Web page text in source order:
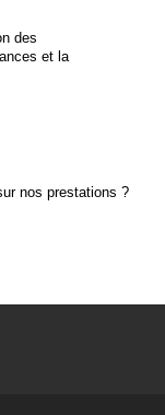
des
et la
nos prestations ?